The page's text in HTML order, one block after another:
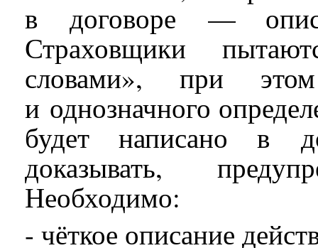
в договоре —
Страховщики
словами», при
и однозначного
будет написано в
доказывать,
Необходимо:
- чёткое описание